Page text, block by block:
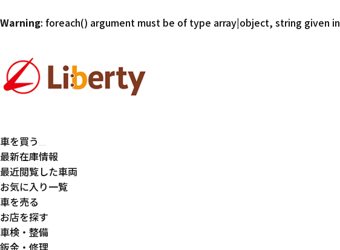
Warning: foreach() argument must be of type array|object, string given in
車を買う
最新在庫情報
最近閲覧した車両
お気に入り一覧
車を売る
お店を探す
車検・整備
鈑金・修理